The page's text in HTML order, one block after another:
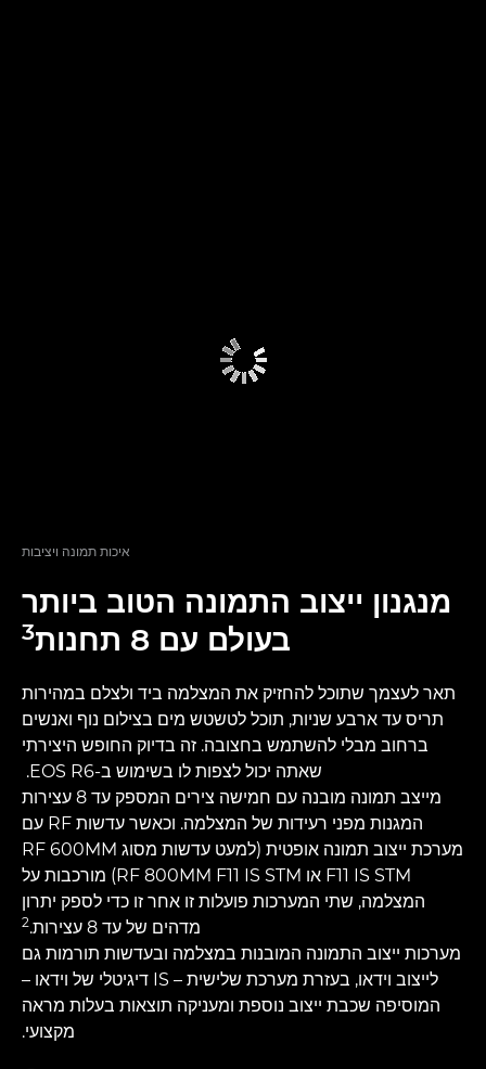
איכות תמונה ויציבות
מנגנון ייצוב התמונה הטוב ביותר
בעולם עם 8 תחנות
3
תאר לעצמך שתוכל להחזיק את המצלמה ביד ולצלם במהירות
תריס עד ארבע שניות, תוכל לטשטש מים בצילום נוף ואנשים
ברחוב מבלי להשתמש בחצובה. זה בדיוק החופש היצירתי
שאתה יכול לצפות לו בשימוש ב-EOS R6.
מייצב תמונה מובנה עם חמישה צירים המספק עד 8 עצירות
המגנות מפני רעידות של המצלמה. וכאשר עדשות RF עם
מערכת ייצוב תמונה אופטית (למעט עדשות מסוג RF 600MM
F11 IS STM או RF 800MM F11 IS STM) מורכבות על
המצלמה, שתי המערכות פועלות זו אחר זו כדי לספק יתרון
מדהים של עד 8 עצירות.
2
מערכות ייצוב התמונה המובנות במצלמה ובעדשות תורמות גם
לייצוב וידאו, בעזרת מערכת שלישית – IS דיגיטלי של וידאו –
המוסיפה שכבת ייצוב נוספת ומעניקה תוצאות בעלות מראה
מקצועי.